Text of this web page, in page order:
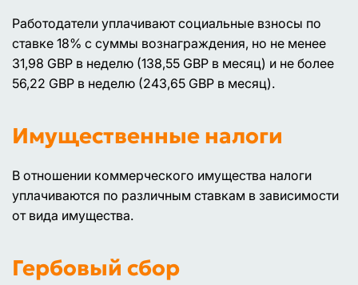
Работодатели уплачивают социальные взносы по
ставке 18% с суммы вознаграждения, но не менее
31,98 GBP в неделю (138,55 GBP в месяц) и не более
56,22 GBP в неделю (243,65 GBP в месяц).
Имущественные налоги
В отношении коммерческого имущества налоги
уплачиваются по различным ставкам в зависимости
от вида имущества.
Гербовый сбор